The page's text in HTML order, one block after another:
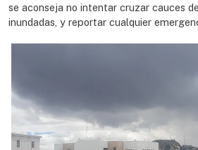
se aconseja no intentar cruzar cauces
inundadas, y reportar cualquier